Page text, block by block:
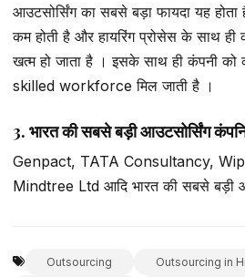
आउटसोर्सिंग का सबसे बड़ा फायदा यह
कम होती है और हायरिंग प्रोसेस के साथ ही
खत्म हो जाता है । इसके साथ ही कंपनी
skilled workforce मिल जाती है ।
3. भारत की सबसे बड़ी आउटसोर्सिंग
Genpact, TATA Consultancy,
Mindtree Ltd आदि भारत की सबसे बड़ी
Outsourcing
Outsourcing in